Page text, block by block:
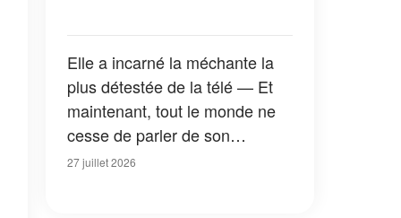
Elle a incarné la méchante la
plus détestée de la télé — Et
maintenant, tout le monde ne
cesse de parler de son
apparition dans la nouvelle
27 juillet 2026